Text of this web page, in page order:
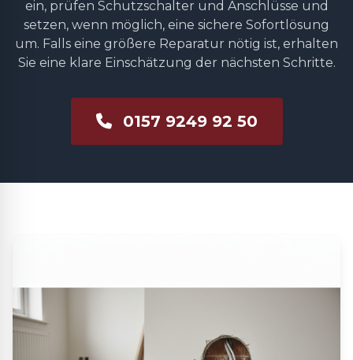
ein, prüfen Schutzschalter und Anschlüsse und
setzen, wenn möglich, eine sichere Sofortlösung
um. Falls eine größere Reparatur nötig ist, erhalten
Sie eine klare Einschätzung der nächsten Schritte.
0157 9249 92 50